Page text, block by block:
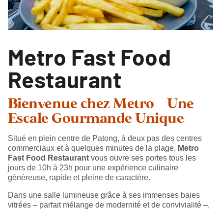
Metro Fast Food
Restaurant
Bienvenue chez Metro – Une
Escale Gourmande Unique
Situé en plein centre de Patong, à deux pas des centres
commerciaux et à quelques minutes de la plage, Metro
Fast Food Restaurant vous ouvre ses portes tous les
jours de 10h à 23h pour une expérience culinaire
généreuse, rapide et pleine de caractère.
Dans une salle lumineuse grâce à ses immenses baies
vitrées – parfait mélange de modernité et de convivialité –,